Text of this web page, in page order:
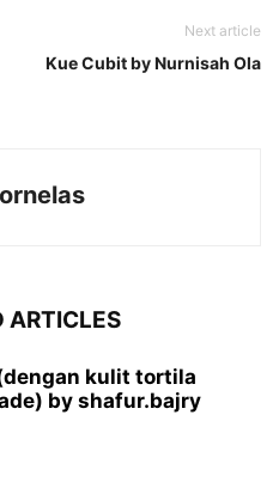
Next article
Kue Cubit by Nurnisah Ola
ARTICLES
kulit tortila
by shafur.bajry